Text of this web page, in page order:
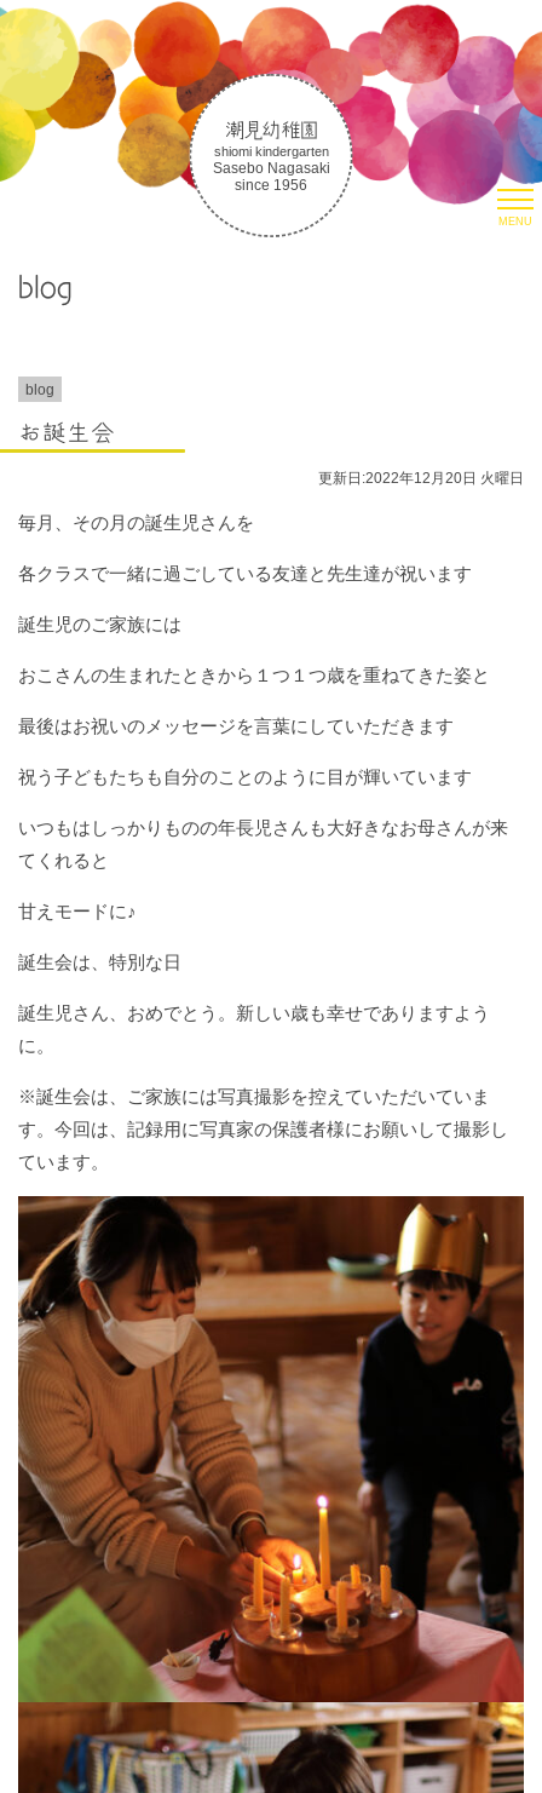
潮見幼稚園
shiomi kindergarten
Sasebo Nagasaki
since 1956
MENU
朝のお集まりについて
入園案内
あそぼう会の情報
お問い合わせ
お知らせ
blog
blog
blog
お誕生会
更新日:2022年12月20日 火曜日
毎月、その月の誕生児さんを
各クラスで一緒に過ごしている友達と先生達が祝います
誕生児のご家族には
おこさんの生まれたときから１つ１つ歳を重ねてきた姿と
最後はお祝いのメッセージを言葉にしていただきます
祝う子どもたちも自分のことのように目が輝いています
いつもはしっかりものの年長児さんも大好きなお母さんが来
てくれると
甘えモードに♪
誕生会は、特別な日
誕生児さん、おめでとう。新しい歳も幸せでありますよう
に。
※誕生会は、ご家族には写真撮影を控えていただいていま
す。今回は、記録用に写真家の保護者様にお願いして撮影し
ています。